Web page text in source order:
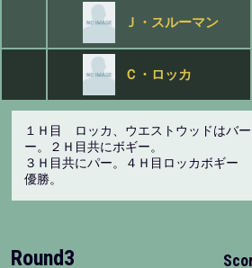
Ｊ・スルーマン
Ｃ・ロッカ
１Ｈ目 ロッカ、ウエストウッドはバ
ー。２Ｈ目共にボギー。
３Ｈ目共にパー。４Ｈ目ロッカボギー
優勝。
Round3